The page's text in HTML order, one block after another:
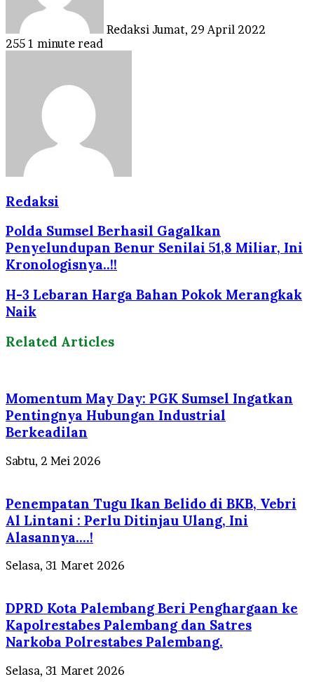
Redaksi Jumat, 29 April 2022
255 1 minute read
Redaksi
Polda Sumsel Berhasil Gagalkan
Penyelundupan Benur Senilai 51,8 Miliar, Ini
Kronologisnya..!!
H-3 Lebaran Harga Bahan Pokok Merangkak
Naik
Related Articles
Momentum May Day: PGK Sumsel Ingatkan
Pentingnya Hubungan Industrial
Berkeadilan
Sabtu, 2 Mei 2026
Penempatan Tugu Ikan Belido di BKB, Vebri
Al Lintani : Perlu Ditinjau Ulang, Ini
Alasannya….!
Selasa, 31 Maret 2026
DPRD Kota Palembang Beri Penghargaan ke
Kapolrestabes Palembang dan Satres
Narkoba Polrestabes Palembang.
Selasa, 31 Maret 2026